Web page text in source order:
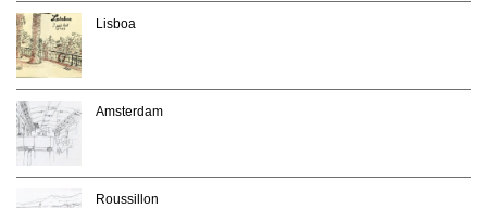
Lisboa
Amsterdam
Roussillon